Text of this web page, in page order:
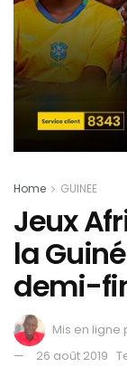
Home GUINEE
Jeux
la
demi-
Mis en ligne
26 août 2019